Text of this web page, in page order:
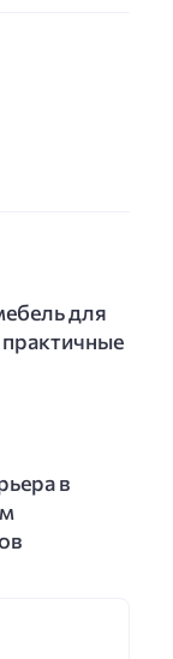
для
в